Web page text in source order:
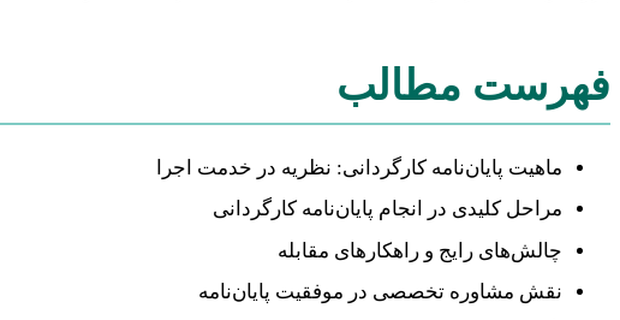
فهرست مطالب
ماهیت پایان‌نامه کارگردانی: نظریه در خدمت اجرا
مراحل کلیدی در انجام پایان‌نامه کارگردانی
چالش‌های رایج و راهکارهای مقابله
نقش مشاوره تخصصی در موفقیت پایان‌نامه